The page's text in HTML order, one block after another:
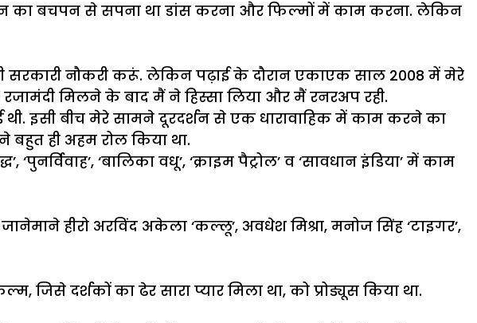
उन का बचपन से सपना था डांस करना और फिल्मों में काम करना. लेकिन
सरकारी नौकरी करूं. लेकिन पढ़ाई के दौरान एकाएक साल 2008 में मेरे
मिलने के बाद मैं ने हिस्सा लिया और मैं रनरअप रही.
इसी बीच मेरे सामने दूरदर्शन से एक धारावाहिक में काम करने का
ही अहम रोल किया था.
‘बालिका वधू’, ‘क्राइम पैट्रोल’ व ‘सावधान इंडिया’ में काम
हीरो अरविंद अकेला ‘कल्लू’, अवधेश मिश्रा, मनोज सिंह ‘टाइगर’,
दर्शकों का ढेर सारा प्यार मिला था, को प्रोड्यूस किया था.